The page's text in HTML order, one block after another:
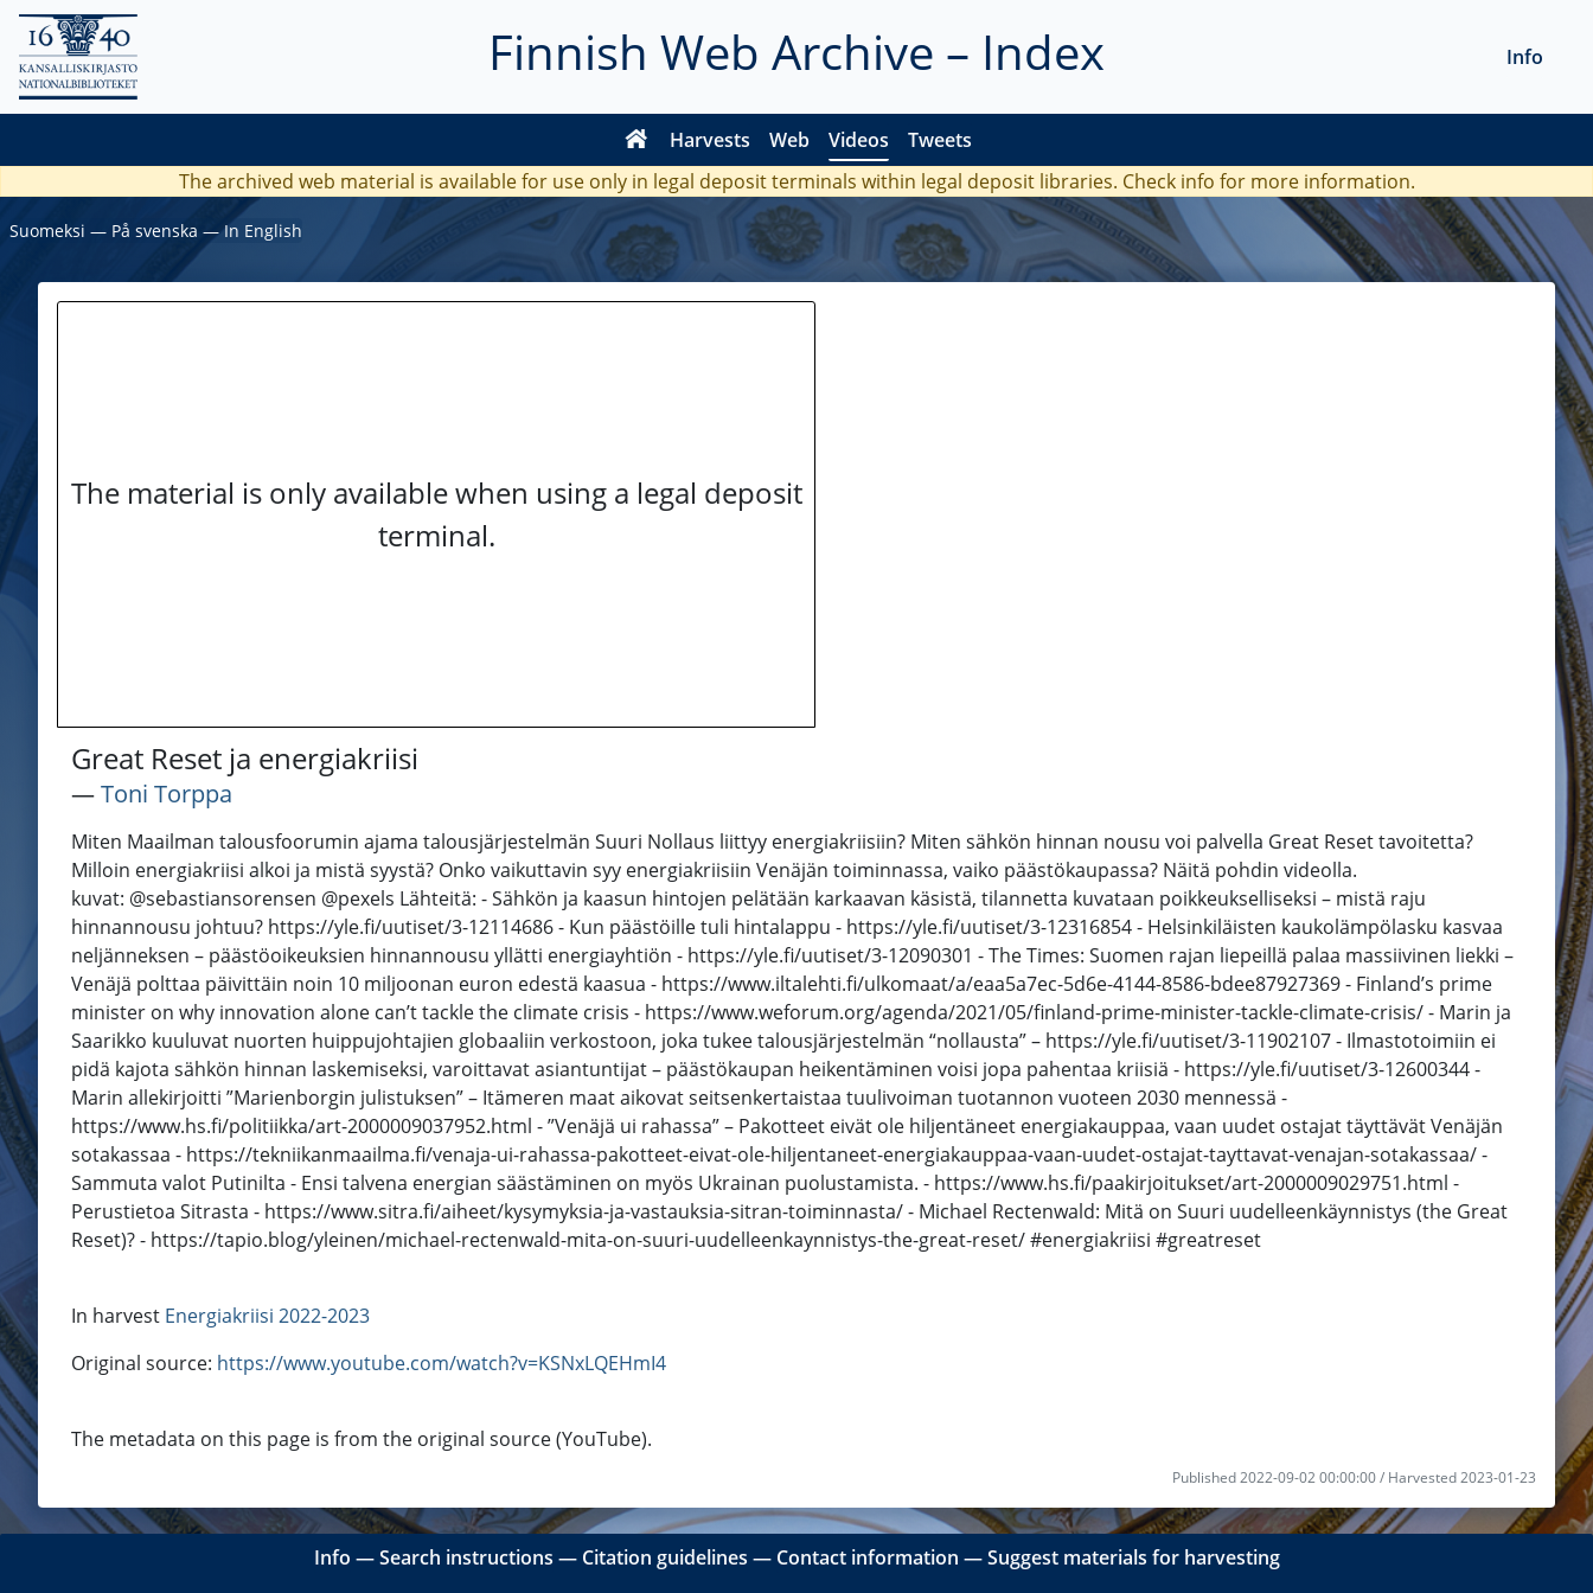
Finnish Web Archive – Index
Harvests Web Videos Tweets
Info
The archived web material is available for use only in legal deposit terminals within legal deposit libraries. Check info for more information.
Suomeksi ― På svenska ―In English
The material is only available when using a legal deposit
terminal.
Great Reset ja energiakriisi
―Toni Torppa
Miten Maailman talousfoorumin ajama talousjärjestelmän Suuri Nollaus liittyy energiakriisiin? Miten sähkön hinnan nousu voi palvella Great Reset tavoitetta?
Milloin energiakriisi alkoi ja mistä syystä? Onko vaikuttavin syy energiakriisiin Venäjän toiminnassa, vaiko päästökaupassa? Näitä pohdin videolla.
kuvat: @sebastiansorensen @pexels Lähteitä: - Sähkön ja kaasun hintojen pelätään karkaavan käsistä, tilannetta kuvataan poikkeukselliseksi – mistä raju
hinnannousu johtuu? https://yle.fi/uutiset/3-12114686 - Kun päästöille tuli hintalappu - https://yle.fi/uutiset/3-12316854 - Helsinkiläisten kaukolämpölasku kasvaa
neljänneksen – päästöoikeuksien hinnannousu yllätti energiayhtiön - https://yle.fi/uutiset/3-12090301 - The Times: Suomen rajan liepeillä palaa massiivinen liekki –
Venäjä polttaa päivittäin noin 10 miljoonan euron edestä kaasua - https://www.iltalehti.fi/ulkomaat/a/eaa5a7ec-5d6e-4144-8586-bdee87927369 - Finland’s prime
minister on why innovation alone can’t tackle the climate crisis - https://www.weforum.org/agenda/2021/05/finland-prime-minister-tackle-climate-crisis/ - Marin ja
Saarikko kuuluvat nuorten huippujohtajien globaaliin verkostoon, joka tukee talousjärjestelmän “nollausta” – https://yle.fi/uutiset/3-11902107 - Ilmastotoimiin ei
pidä kajota sähkön hinnan laskemiseksi, varoittavat asiantuntijat – päästökaupan heikentäminen voisi jopa pahentaa kriisiä - https://yle.fi/uutiset/3-12600344 -
Marin allekirjoitti ”Marienborgin julistuksen” – Itämeren maat aikovat seitsen­kertaistaa tuuli­voiman tuotannon vuoteen 2030 mennessä -
https://www.hs.fi/politiikka/art-2000009037952.html - ”Venäjä ui rahassa” – Pakotteet eivät ole hiljentäneet energiakauppaa, vaan uudet ostajat täyttävät Venäjän
sotakassaa - https://tekniikanmaailma.fi/venaja-ui-rahassa-pakotteet-eivat-ole-hiljentaneet-energiakauppaa-vaan-uudet-ostajat-tayttavat-venajan-sotakassaa/ -
Sammuta valot Putinilta - Ensi talvena energian säästäminen on myös Ukrainan puolustamista. - https://www.hs.fi/paakirjoitukset/art-2000009029751.html -
Perustietoa Sitrasta - https://www.sitra.fi/aiheet/kysymyksia-ja-vastauksia-sitran-toiminnasta/ - Michael Rectenwald: Mitä on Suuri uudelleenkäynnistys (the Great
Reset)? - https://tapio.blog/yleinen/michael-rectenwald-mita-on-suuri-uudelleenkaynnistys-the-great-reset/ #energiakriisi #greatreset
In harvest Energiakriisi 2022-2023
Original source: https://www.youtube.com/watch?v=KSNxLQEHmI4
The metadata on this page is from the original source (YouTube).
Published 2022-09-02 00:00:00 / Harvested 2023-01-23
Info ―Search instructions ― Citation guidelines ― Contact information ―Suggest materials for harvesting